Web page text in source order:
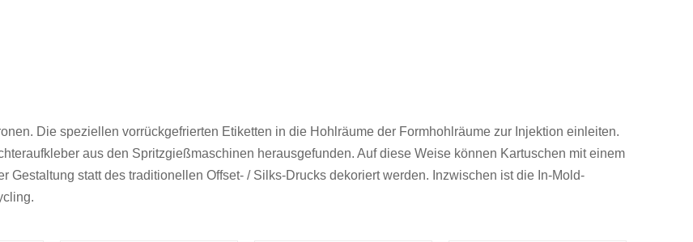
Die speziellen vorrückgefrierten Etiketten in die Hohlräume der Formhohlräume zur Injektion einleiten.
aus den Spritzgießmaschinen herausgefunden. Auf diese Weise können Kartuschen mit einem
Gestaltung statt des traditionellen Offset- / Silks-Drucks dekoriert werden. Inzwischen ist die In-Mold-